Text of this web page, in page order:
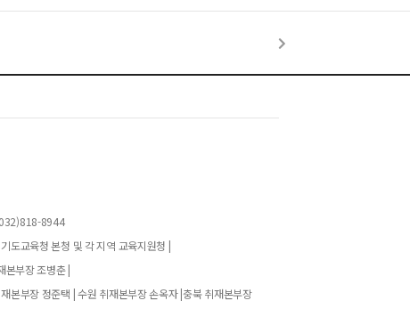
8944
도교육청 본청 및 각 지역 교육지원청 |
본부장 조병춘 |
본부장 정준택 | 수원 취재본부장 손옥자 |충북 취재본부장